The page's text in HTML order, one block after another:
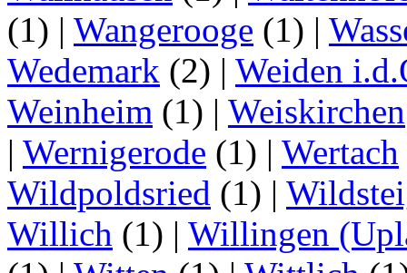
(1) | Wangerooge (1) |
Wedemark (2) | Weiden
Weinheim (1) | Weiskirchen
| Wernigerode (1) | Wertach
Wildpoldsried (1) |
Willich (1) | Willingen